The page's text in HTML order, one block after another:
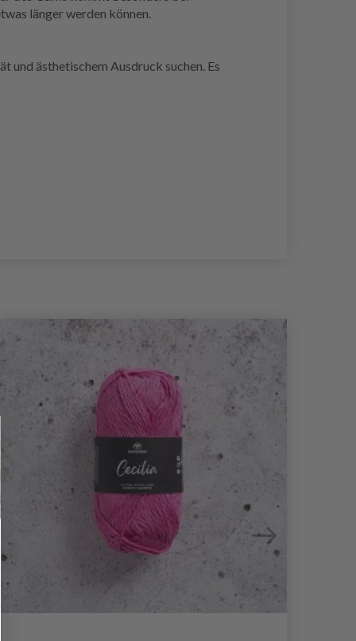
länger werden können.
und ästhetischem Ausdruck suchen. Es